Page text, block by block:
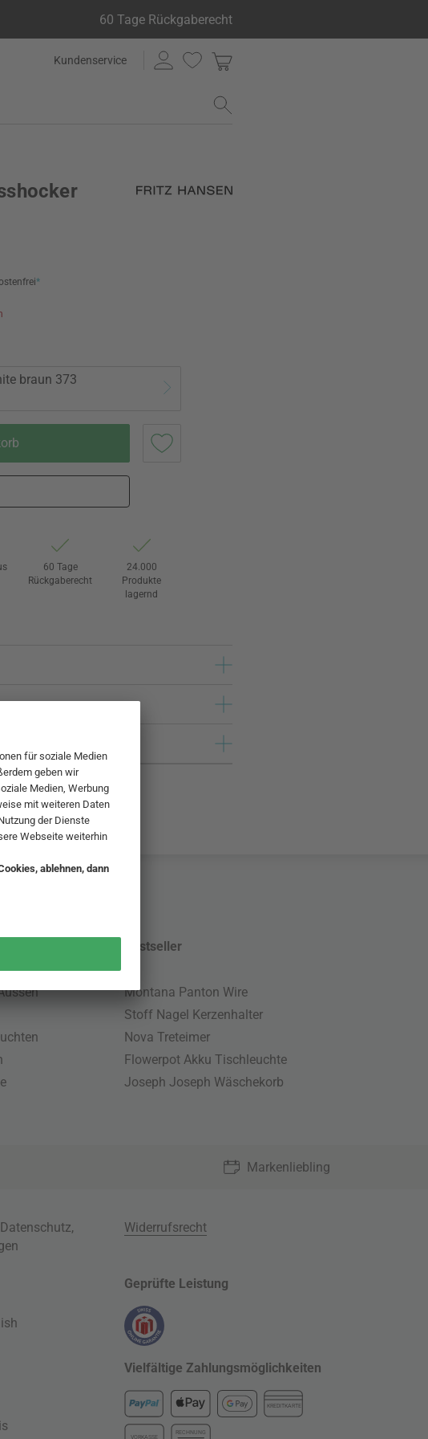
60 Tage Rückgaberecht
Kundenservice
*
braun 373
60 Tage
Rückgaberecht
24.000
Produkte
lagernd
Bestseller
Montana Panton Wire
Stoff Nagel Kerzenhalter
Nova Treteimer
Flowerpot Akku Tischleuchte
Joseph Joseph Wäschekorb
Markenliebling
Datenschutz,
Widerrufsrecht
Geprüfte Leistung
Vielfältige Zahlungsmöglichkeiten
KREDITKARTE
VORKASSE
RECHNUNG